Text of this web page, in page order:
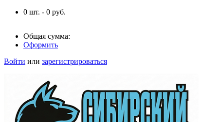
0 шт. - 0 руб.
Общая сумма:
Оформить
Войти или зарегистрироваться